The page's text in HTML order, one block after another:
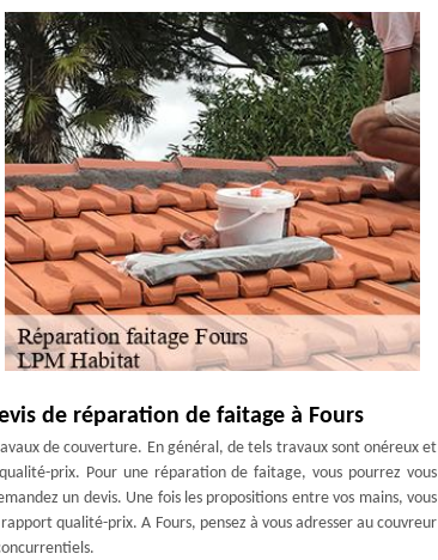
de réparation de faitage à Fours
de couverture. En général, de tels travaux sont onéreux et
prix. Pour une réparation de faitage, vous pourrez vous
un devis. Une fois les propositions entre vos mains, vous
qualité-prix. A Fours, pensez à vous adresser au couvreur